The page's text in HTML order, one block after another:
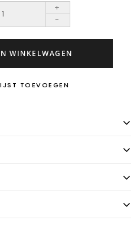
+
-
WINKELWAGEN
TOEVOEGEN